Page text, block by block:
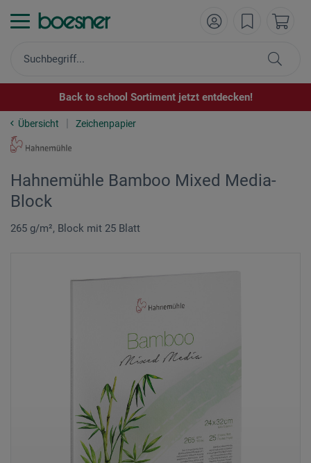
Back to school Sortiment jetzt entdecken!
Übersicht Zeichenpapier
Hahnemühle Bamboo Mixed Media-
Block
265 g/m², Block mit 25 Blatt